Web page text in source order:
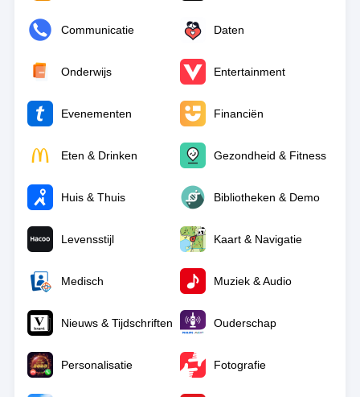
Communicatie Daten
Onderwijs Entertainment
Evenementen Financiën
Eten & Drinken Gezondheid & Fitness
Huis & Thuis Bibliotheken & Demo
Levensstijl Kaart & Navigatie
Medisch Muziek & Audio
Nieuws & Tijdschriften Ouderschap
Personalisatie Fotografie